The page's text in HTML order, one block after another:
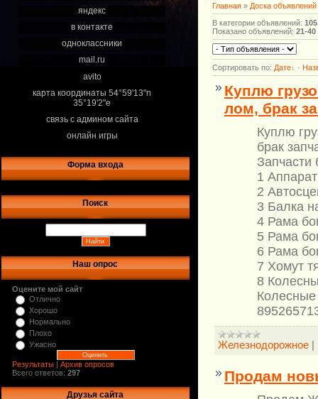
яндекс
в контакте
одноклассники
mail.ru
avito
карта координаты 54°59'13"n
35°19'2"e
связь с админом сайта
онлайн игры
Форма входа
Поиск
Наш опрос
Оцените мой сайт
Отлично
Хорошо
Нормально
Плохо
Ужасно
Результаты | Архив опросов
Всего ответов: 297
Друзья сайта
Главная » Доска объявлений
В категории объявлений: 105
Показано объявлений: 21-40
Сортировать по: Дате ·
Куплю
лом, брак
Куплю
брак
Запчасти
1
2
3 Балка
4 Рама
5 Рама
6 Рама
7 Хомут
8
Железнодорожное |
Продам